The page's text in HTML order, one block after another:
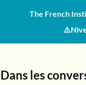
The French
Dans les